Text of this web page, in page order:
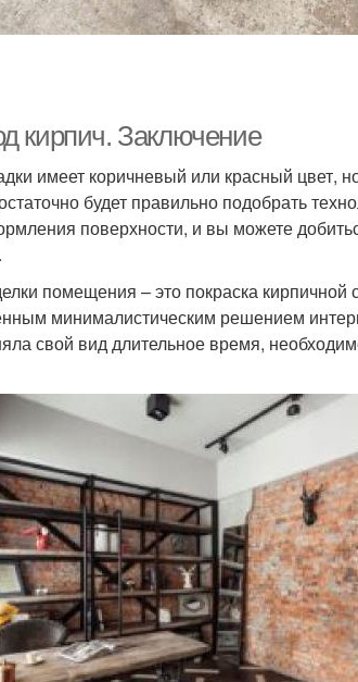
кирпич. Заключение
имеет коричневый или красный цвет,
будет правильно подобрать
поверхности, и вы можете
помещения – это покраска кирпичной
минималистическим решением
свой вид длительное время,